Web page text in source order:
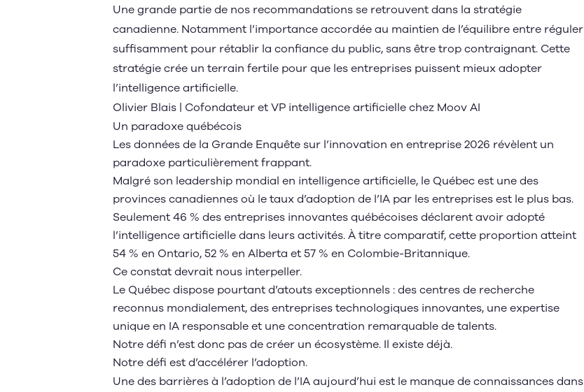
Une grande partie de nos recommandations se retrouvent dans la stratégie
canadienne. Notamment l’importance accordée au maintien de l’équilibre entre réguler
suffisamment pour rétablir la confiance du public, sans être trop contraignant. Cette
stratégie crée un terrain fertile pour que les entreprises puissent mieux adopter
l’intelligence artificielle.
Olivier Blais | Cofondateur et VP intelligence artificielle chez Moov AI
Un paradoxe québécois
Les données de la Grande Enquête sur l’innovation en entreprise 2026 révèlent un
paradoxe particulièrement frappant.
Malgré son leadership mondial en intelligence artificielle, le Québec est une des
provinces canadiennes où le taux d’adoption de l’IA par les entreprises est le plus bas.
Seulement 46 % des entreprises innovantes québécoises déclarent avoir adopté
l’intelligence artificielle dans leurs activités. À titre comparatif, cette proportion atteint
54 % en Ontario, 52 % en Alberta et 57 % en Colombie-Britannique.
Ce constat devrait nous interpeller.
Le Québec dispose pourtant d’atouts exceptionnels : des centres de recherche
reconnus mondialement, des entreprises technologiques innovantes, une expertise
unique en IA responsable et une concentration remarquable de talents.
Notre défi n’est donc pas de créer un écosystème. Il existe déjà.
Notre défi est d’accélérer l’adoption.
Une des barrières à l’adoption de l’IA aujourd’hui est le manque de connaissances dans